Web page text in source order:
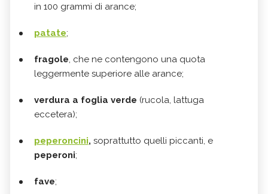
in 100 grammi di arance;
patate;
fragole, che ne contengono una quota
leggermente superiore alle arance;
verdura a foglia verde (rucola, lattuga
eccetera);
peperoncini, soprattutto quelli piccanti, e
peperoni;
fave;